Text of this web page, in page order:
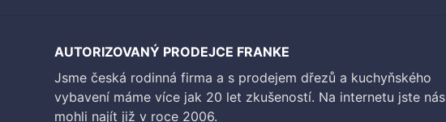
AUTORIZOVANÝ PRODEJCE FRANKE
Jsme česká rodinná firma a s prodejem dřezů a kuchyňského
vybavení máme více jak 20 let zkušeností. Na internetu jste nás
mohli najít již v roce 2006.